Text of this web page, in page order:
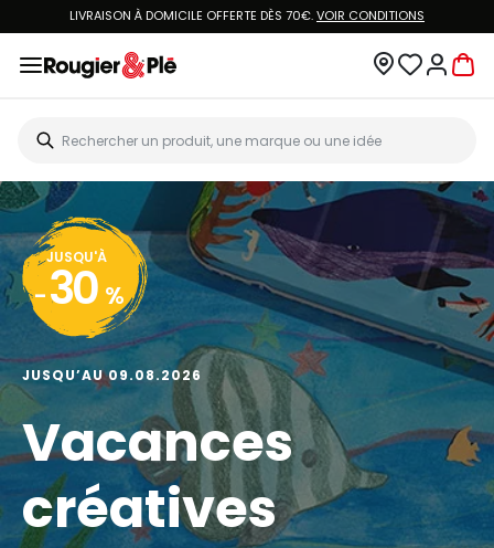
LIVRAISON À DOMICILE OFFERTE DÈS 70€.VOIR CONDITIONS
JUSQU'À
- 30 %
JUSQU’AU 09.08.2026
Vacances
créatives